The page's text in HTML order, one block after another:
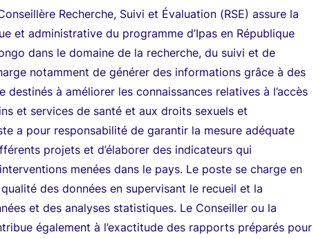
Recherche, Suivi et Évaluation (RSE) assure la
et administrative du programme d’Ipas en République
dans le domaine de la recherche, du suivi et de
notamment de générer des informations grâce à des
destinés à améliorer les connaissances relatives à l’accès
et services de santé et aux droits sexuels et
a pour responsabilité de garantir la mesure adéquate
projets et d’élaborer des indicateurs qui
menées dans le pays. Le poste se charge en
des données en supervisant le recueil et la
et des analyses statistiques. Le Conseiller ou la
également à l’exactitude des rapports préparés pour